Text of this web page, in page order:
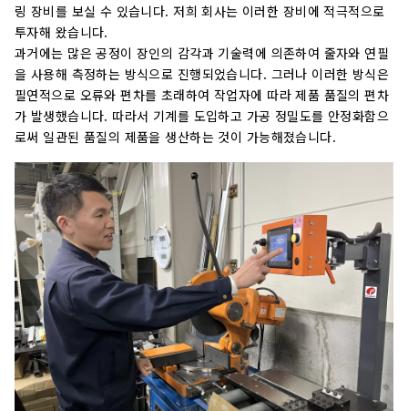
링 장비를 보실 수 있습니다. 저희 회사는 이러한 장비에 적극적으로
투자해 왔습니다.
과거에는 많은 공정이 장인의 감각과 기술력에 의존하여 줄자와 연필
을 사용해 측정하는 방식으로 진행되었습니다. 그러나 이러한 방식은
필연적으로 오류와 편차를 초래하여 작업자에 따라 제품 품질의 편차
가 발생했습니다. 따라서 기계를 도입하고 가공 정밀도를 안정화함으
로써 일관된 품질의 제품을 생산하는 것이 가능해졌습니다.